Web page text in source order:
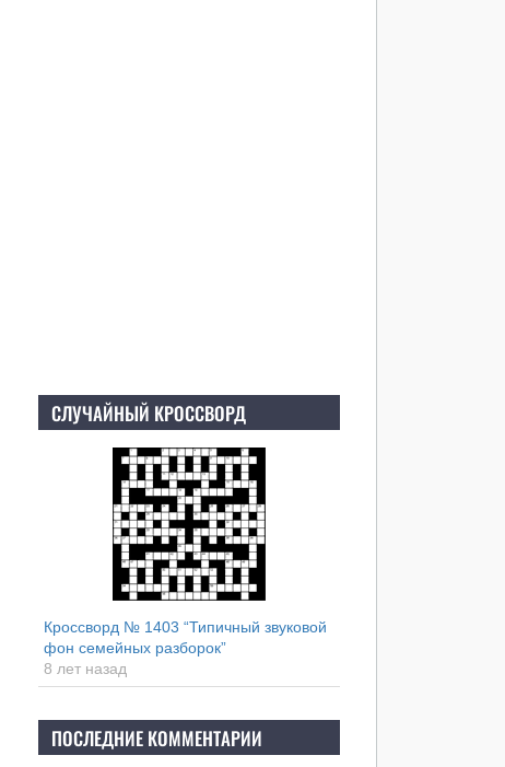
СЛУЧАЙНЫЙ КРОССВОРД
Кроссворд № 1403 “Типичный звуковой
фон семейных разборок”
8 лет назад
ПОСЛЕДНИЕ КОММЕНТАРИИ